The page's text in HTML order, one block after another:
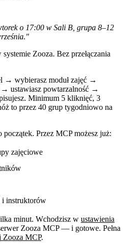
o 17:00 w Sali B, grupa 8–12
Zooza. Bez przełączania
→ wybierasz moduł zajęć →
→ ustawiasz powtarzalność →
Minimum 5 kliknięć, 3
to przez 40 grup tygodniowo na
Przez MCP możesz już:
zajęciowe
i instruktorów
minut. Wchodzisz w ustawienia
Zooza MCP — i gotowe. Pełna
Zooza MCP.